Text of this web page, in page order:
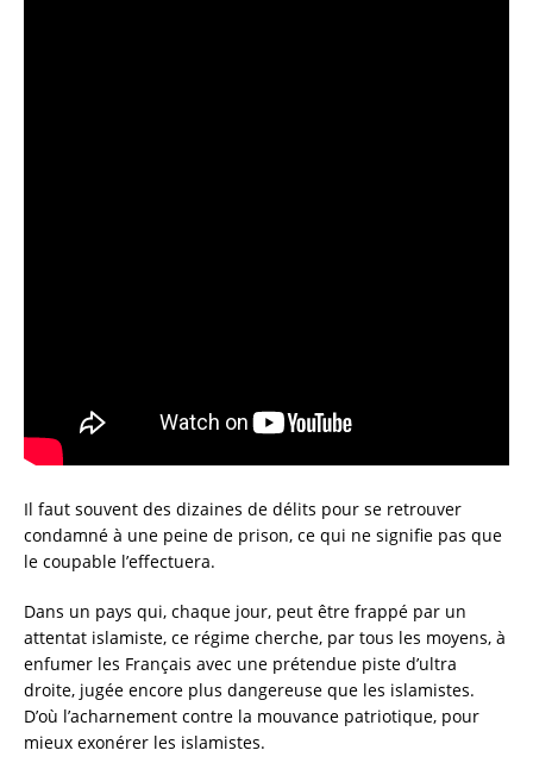
Il faut souvent des dizaines de délits pour se retrouver
condamné à une peine de prison, ce qui ne signifie pas que
le coupable l’effectuera.
Dans un pays qui, chaque jour, peut être frappé par un
attentat islamiste, ce régime cherche, par tous les moyens, à
enfumer les Français avec une prétendue piste d’ultra
droite, jugée encore plus dangereuse que les islamistes.
D’où l’acharnement contre la mouvance patriotique, pour
mieux exonérer les islamistes.